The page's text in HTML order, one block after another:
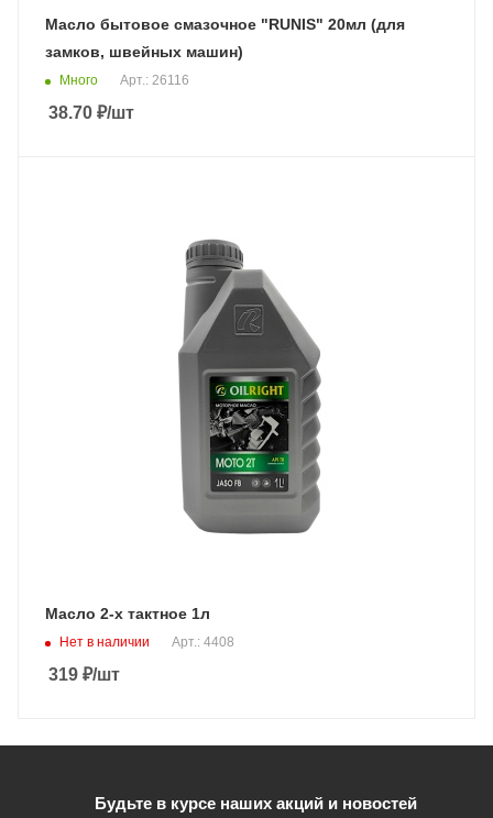
Масло бытовое смазочное "RUNIS" 20мл (для
замков, швейных машин)
Много Арт.: 26116
38.70 ₽/шт
Масло 2-х тактное 1л
Нет в наличии Арт.: 4408
319 ₽/шт
Будьте в курсе наших акций и новостей